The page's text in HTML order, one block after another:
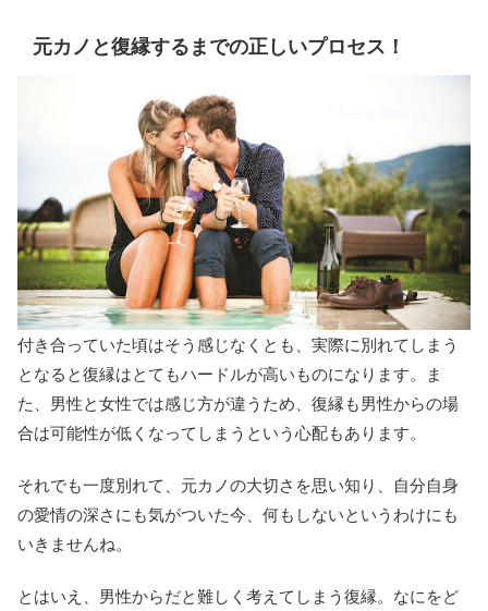
元カノと復縁するまでの正しいプロセス！
付き合っていた頃はそう感じなくとも、実際に別れてしまう
となると復縁はとてもハードルが高いものになります。ま
た、男性と女性では感じ方が違うため、復縁も男性からの場
合は可能性が低くなってしまうという心配もあります。
それでも一度別れて、元カノの大切さを思い知り、自分自身
の愛情の深さにも気がついた今、何もしないというわけにも
いきませんね。
とはいえ、男性からだと難しく考えてしまう復縁。なにをど